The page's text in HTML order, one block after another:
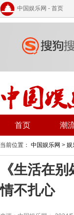
中国娱乐网 - 首页
首页 潮
当前位置： 中国娱乐网 > 娱
《生活在
情不扎心